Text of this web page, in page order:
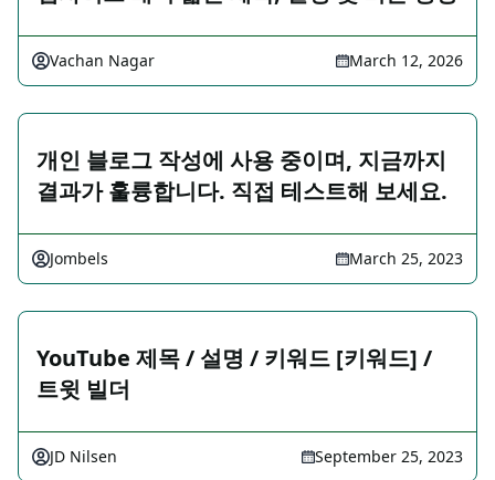
Vachan Nagar March 12, 2026
개인 블로그 작성에 사용 중이며, 지금까지
결과가 훌륭합니다. 직접 테스트해 보세요.
Jombels March 25, 2023
YouTube 제목 / 설명 / 키워드 [키워드] /
트윗 빌더
JD Nilsen September 25, 2023